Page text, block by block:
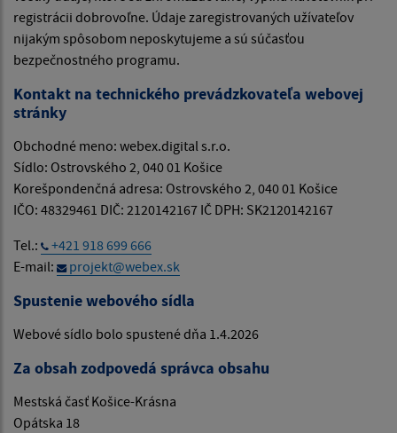
registrácii dobrovoľne. Údaje zaregistrovaných užívateľov
nijakým spôsobom neposkytujeme a sú súčasťou
bezpečnostného programu.
Kontakt na technického prevádzkovateľa webovej
stránky
Obchodné meno: webex.digital s.r.o.
Sídlo: Ostrovského 2, 040 01 Košice
Korešpondenčná adresa: Ostrovského 2, 040 01 Košice
IČO: 48329461 DIČ: 2120142167 IČ DPH: SK2120142167
Tel.:
+421 918 699 666
E-mail:
projekt@webex.sk
Spustenie webového sídla
Webové sídlo bolo spustené dňa 1.4.2026
Za obsah zodpovedá správca obsahu
Mestská časť Košice-Krásna
Opátska 18